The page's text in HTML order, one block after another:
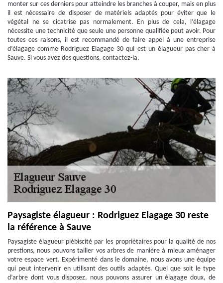
monter sur ces derniers pour atteindre les branches à couper, mais en plus
il est nécessaire de disposer de matériels adaptés pour éviter que le
végétal ne se cicatrise pas normalement. En plus de cela, l’élagage
nécessite une technicité que seule une personne qualifiée peut avoir. Pour
toutes ces raisons, il est recommandé de faire appel à une entreprise
d’élagage comme Rodriguez Elagage 30 qui est un élagueur pas cher à
Sauve. Si vous avez des questions, contactez-la.
Paysagiste élagueur : Rodriguez Elagage 30 reste
la référence à Sauve
Paysagiste élagueur plébiscité par les propriétaires pour la qualité de nos
prestions, nous pouvons tailler vos arbres de manière à mieux aménager
votre espace vert. Expérimenté dans le domaine, nous avons une équipe
qui peut intervenir en utilisant des outils adaptés. Quel que soit le type
d’arbre dont vous disposez, nous pouvons assurer un élagage doux, de